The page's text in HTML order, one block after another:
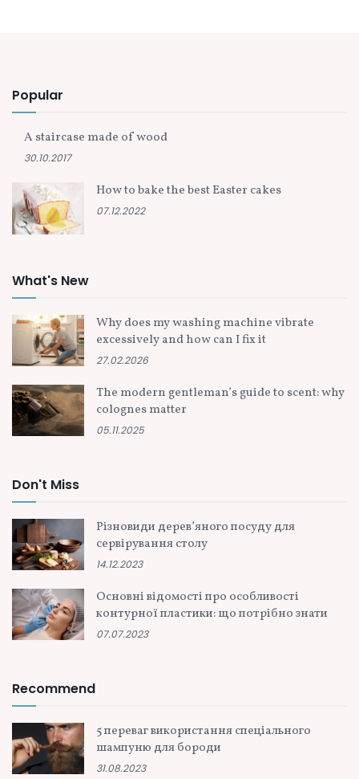
Popular
A staircase made of wood
30.10.2017
How to bake the best Easter cakes
07.12.2022
What's New
Why does my washing machine vibrate
excessively and how can I fix it
27.02.2026
The modern gentleman’s guide to scent: why
colognes matter
05.11.2025
Don't Miss
Різновиди дерев’яного посуду для
сервірування столу
14.12.2023
Основні відомості про особливості
контурної пластики: що потрібно знати
07.07.2023
Recommend
5 переваг використання спеціального
шампуню для бороди
31.08.2023